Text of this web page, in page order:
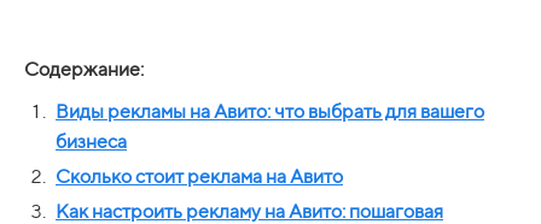
Содержание:
Виды рекламы на Авито: что выбрать для вашего
бизнеса
Сколько стоит реклама на Авито
Как настроить рекламу на Авито: пошаговая